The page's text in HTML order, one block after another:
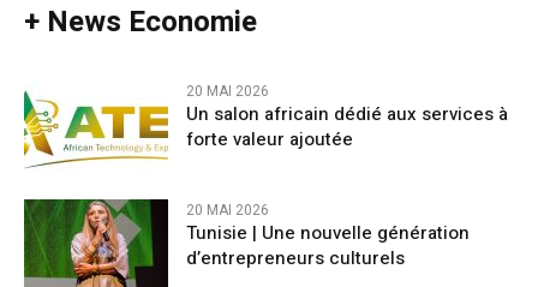
+ News Economie
20 MAI 2026
Un salon africain dédié aux services à
forte valeur ajoutée
20 MAI 2026
Tunisie | Une nouvelle génération
d’entrepreneurs culturels